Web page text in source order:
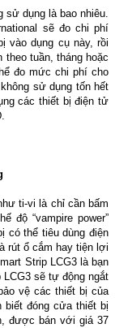
sử dụng là bao nhiêu.
sẽ đo chi phí
vào dụng cụ này, rồi
tuần, tháng hoặc
đo mức chi phí cho
sử dụng tốn hết
các thiết bị điện tử
ti-vi là chỉ cần bấm
độ “vampire power”
có thể tiêu dùng điện
rút ổ cắm hay tiện lợi
Strip LCG3 là bạn
sẽ tự động ngắt
vệ các thiết bị của
biết đóng cửa thiết bị
được bán với giá 37